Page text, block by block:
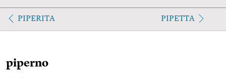
PIPERITA PIPETTA
piperno